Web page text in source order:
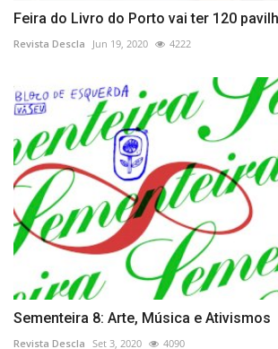
Feira do Livro do Porto vai ter 120
Revista Descla Jun 19, 2020 4222
Sementeira 8: Arte, Música e Ativismos
Revista Descla Set 3, 2020 4090